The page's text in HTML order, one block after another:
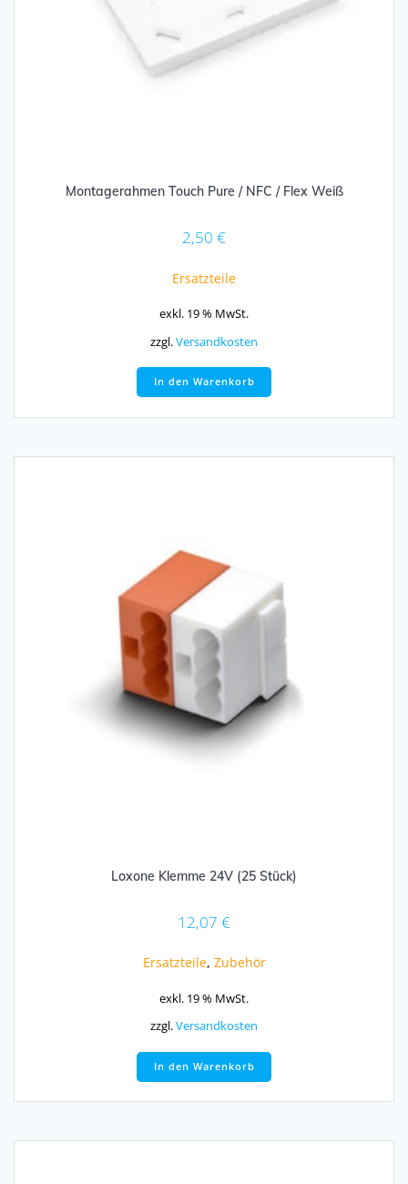
Montagerahmen Touch Pure / NFC / Flex Weiß
2,50 €
Ersatzteile
exkl. 19 % MwSt.
zzgl.Versandkosten
In den Warenkorb
Loxone Klemme 24V (25 Stück)
12,07 €
Ersatzteile, Zubehör
exkl. 19 % MwSt.
zzgl.Versandkosten
In den Warenkorb